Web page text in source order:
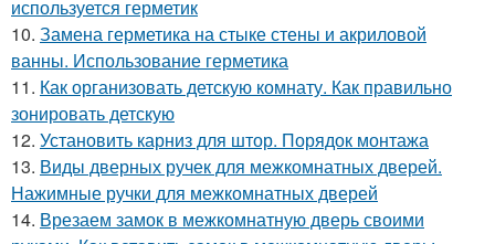
используется герметик
10. Замена герметика на стыке стены и акриловой
ванны. Использование герметика
11. Как организовать детскую комнату. Как правильно
зонировать детскую
12. Установить карниз для штор. Порядок монтажа
13. Виды дверных ручек для межкомнатных дверей.
Нажимные ручки для межкомнатных дверей
14. Врезаем замок в межкомнатную дверь своими